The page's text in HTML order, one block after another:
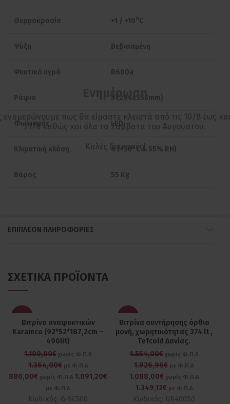
Θερμοκρασία +1 / +10οC
Ψύξη Βεβιασμένη
Ψυκτικό υγρό R600a
Ράφια 5 (294x355mm)
Φωτισμός LED
Κλιματική κλάση 4 (+30°C & 55% RH)
Βάρος 55 Kg
ΕΠΙΠΛΈΟΝ ΠΛΗΡΟΦΟΡΊΕΣ
ΣΧΕΤΙΚΆ ΠΡΟΪΌΝΤΑ
Βιτρίνα αναψυκτικών
Karamco (92*52*187,2cm –
490lit)
1.100,00€ χωρίς Φ.Π.Α
1.364,00€με Φ.Π.Α
880,00€ χωρίς Φ.Π.Α1.091,20€
με Φ.Π.Α
Κωδικός: G-SC500
Βιτρίνα συντήρησης όρθια
μονή, χωρητικότητας 374 lt ,
Tefcold Δανίας.
1.554,00€χωρίς Φ.Π.Α
1.926,96€ με Φ.Π.Α
1.088,00€ χωρίς Φ.Π.Α
1.349,12€ με Φ.Π.Α
Κωδικός: UR400SG
Ενημέρωση
ενημερώνουμε πως θα είμαστε κλειστά από τις 10/8 έως και
21/8 καθώς και όλα τα Σάββατα του Αυγούστου.
Kαλές διακοπές!